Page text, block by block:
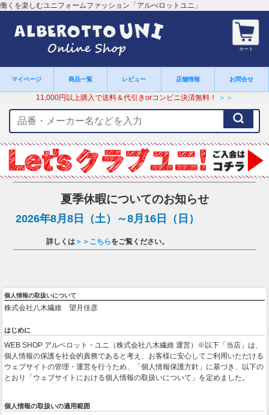
働くを楽しむユニフォームファッション「アルべロットユニ」
カート
マイページ 商品一覧 レビュー 店舗情報 お問合せ
11,000円以上購入で送料＆代引きorコンビニ決済無料！ ＞＞
ー
ワ
ー
ド
夏季休暇についてのお知らせ
2026年8月8日（土）～8月16日（日）
詳しくは ＞＞こちらをご覧ください。
個人情報の取扱いについて
株式会社八木繊維 望月佳彦
はじめに
WEB SHOP アルベロット・ユニ（株式会社八木繊維 運営）※以下「当店」は、
個人情報の保護を社会的責務であると考え、お客様に安心してご利用いただける
ウェブサイトの管理・運営を行うため、「個人情報保護方針」に基づき、以下の
とおり「ウェブサイトにおける個人情報の取扱いについて」を定めました。
個人情報の取扱いの適用範囲